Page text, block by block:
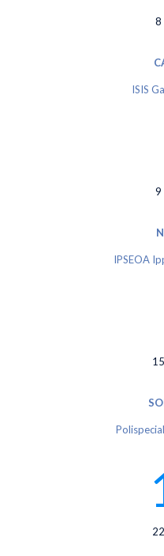
8
ISIS
9
IPSEOA